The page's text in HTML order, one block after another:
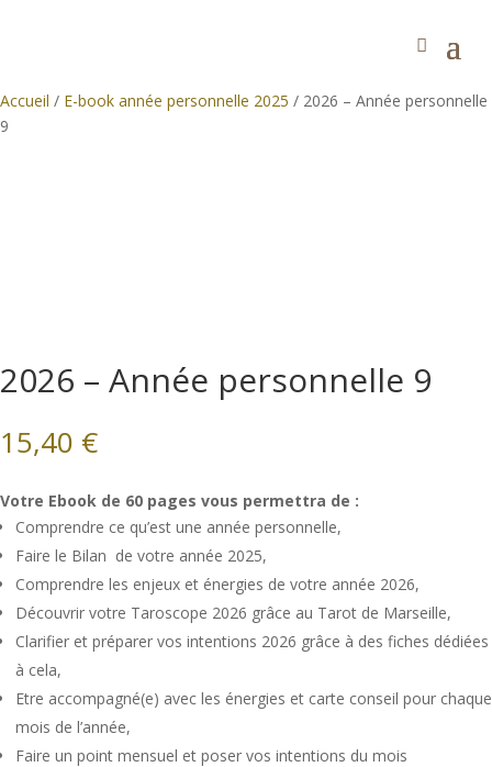
Accueil / E-book année personnelle 2025 / 2026 – Année personnelle
9
2026 – Année personnelle 9
15,40 €
Votre Ebook de 60 pages vous permettra de :
Comprendre ce qu’est une année personnelle,
Faire le Bilan de votre année 2025,
Comprendre les enjeux et énergies de votre année 2026,
Découvrir votre Taroscope 2026 grâce au Tarot de Marseille,
Clarifier et préparer vos intentions 2026 grâce à des fiches dédiées
à cela,
Etre accompagné(e) avec les énergies et carte conseil pour chaque
mois de l’année,
Faire un point mensuel et poser vos intentions du mois